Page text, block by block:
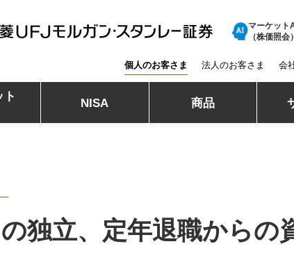
ＵＦＪモルガン・スタンレー証券
マーケット
（株価照会）
ト
NISA 商品
個人のお客さま 法人のお客さま 会
独立、定年退職からの